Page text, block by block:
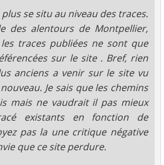
se situ au niveau des traces.
des alentours de Montpellier,
traces publiées ne sont que
sur le site . Bref, rien
anciens a venir sur le site vu
Je sais que les chemins
mais ne vaudrait il pas mieux
existants en fonction de
pas la une critique négative
que ce site perdure.